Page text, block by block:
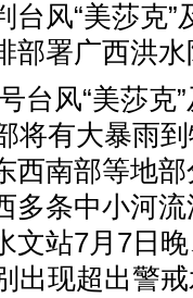
台风“美莎克”
部署广西洪
台风“美莎克
将有大暴雨
西南部等地
多条中小河
文站7月7日
出现超出警